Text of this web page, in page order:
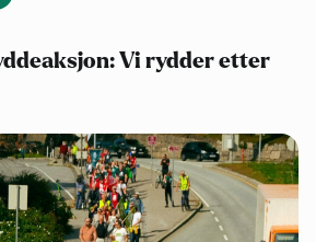
Vi rydder etter